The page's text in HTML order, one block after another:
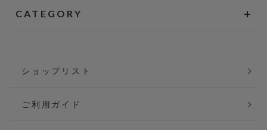
CATEGORY
ショップリスト
ご利用ガイド